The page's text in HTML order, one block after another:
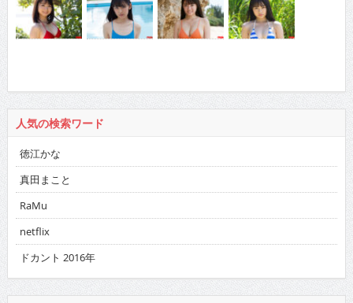
人気の検索ワード
徳江かな
真田まこと
RaMu
netflix
ドカント 2016年